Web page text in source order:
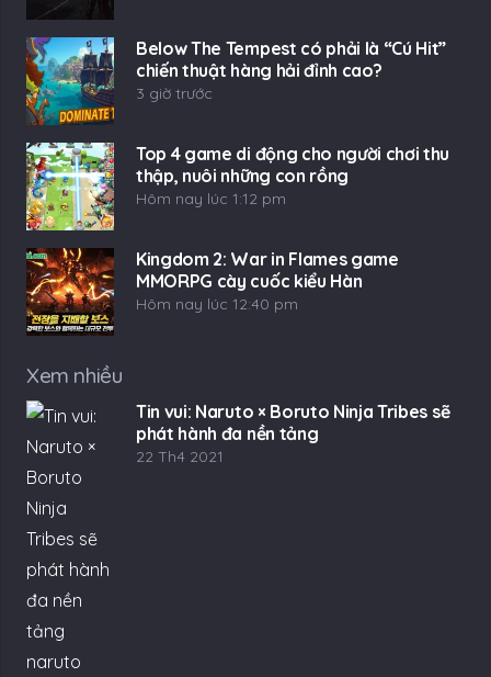
Below The Tempest có phải là “Cú Hit”
chiến thuật hàng hải đỉnh cao?
3 giờ trước
Top 4 game di động cho người chơi thu
thập, nuôi những con rồng
Hôm nay lúc 1:12 pm
Kingdom 2: War in Flames game
MMORPG cày cuốc kiểu Hàn
Hôm nay lúc 12:40 pm
Xem nhiều
Tin vui: Naruto × Boruto Ninja Tribes sẽ
phát hành đa nền tảng
22 Th4 2021